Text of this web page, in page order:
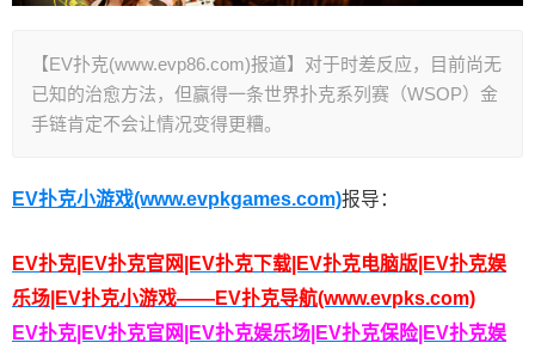
【EV扑克(www.evp86.com)报道】对于时差反应，目前尚无
已知的治愈方法，但赢得一条世界扑克系列赛（WSOP）金
手链肯定不会让情况变得更糟。
EV扑克小游戏(www.evpkgames.com)报导：
EV扑克|EV扑克官网|EV扑克下载|EV扑克电脑版|EV扑克娱
乐场|EV扑克小游戏——EV扑克导航(www.evpks.com)
EV扑克|EV扑克官网|EV扑克娱乐场|EV扑克保险|EV扑克娱